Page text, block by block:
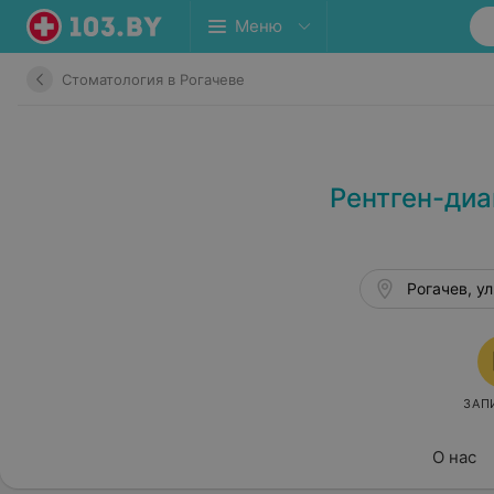
Меню
Стоматология в Рогачеве
Рентген-
О нас
Рогачев,